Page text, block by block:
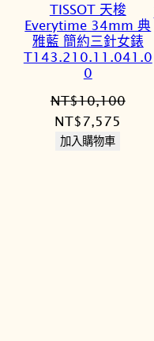
TISSOT 天梭
Everytime 34mm 典
雅藍 簡約三針女錶
T143.210.11.041.0
0
NT$10,100
原
始
NT$7,575
加入購物車